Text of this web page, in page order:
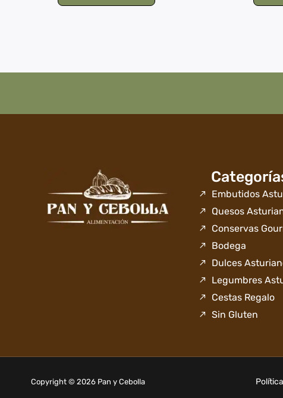
Embutidos
Quesos
Conservas
Bodega
Dulces
Legumbres
Cestas Regalo
Sin Gluten
Copyright © 2026 Pan y Cebolla